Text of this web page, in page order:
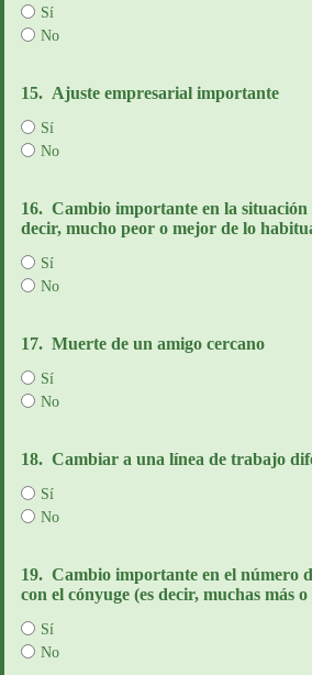
Sí
No
15. Ajuste empresarial importante
Sí
No
16. Cambio importante en la situación
decir, mucho peor o mejor de lo
Sí
No
17. Muerte de un amigo cercano
Sí
No
18. Cambiar a una línea de trabajo
Sí
No
19. Cambio importante en el número
con el cónyuge (es decir, muchas más o
Sí
No